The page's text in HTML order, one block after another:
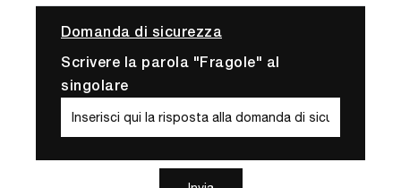
Domanda di sicurezza
Scrivere la parola "Fragole" al
singolare